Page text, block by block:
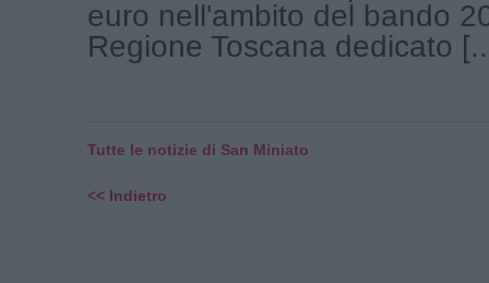
euro nell'ambito del bando
Regione Toscana dedicato
Tutte le notizie di San Miniato
<< Indietro